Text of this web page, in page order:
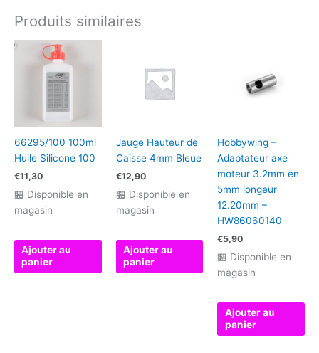
/
voiture
Produits similaires
66295/100 100ml
Huile Silicone 100
€11,30
🏪 Disponible en
magasin
Ajouter au
panier
Jauge Hauteur de
Caisse 4mm Bleue
€12,90
🏪 Disponible en
magasin
Ajouter au
panier
Hobbywing –
Adaptateur axe
moteur 3.2mm en
5mm longeur
12.20mm –
HW86060140
€5,90
🏪 Disponible en
magasin
Ajouter au
panier